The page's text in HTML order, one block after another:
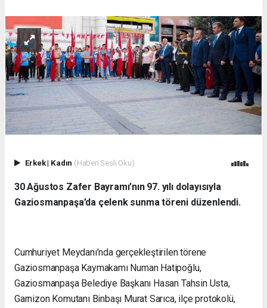
Erkek| Kadın (Haberi Sesli Oku)
30 Ağustos Zafer Bayramı’nın 97. yılı dolayısıyla
Gaziosmanpaşa’da çelenk sunma töreni düzenlendi.
Cumhuriyet Meydanı’nda gerçekleştirilen törene
Gaziosmanpaşa Kaymakamı Numan Hatipoğlu,
Gaziosmanpaşa Belediye Başkanı Hasan Tahsin Usta,
Garnizon Komutanı Binbaşı Murat Sarıca, ilçe protokolü,